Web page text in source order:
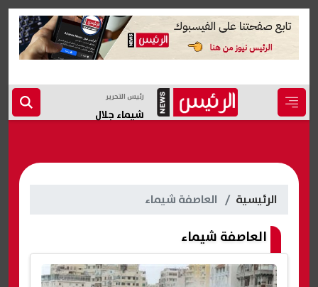
رئيس التحرير
شيماء جلال
الرئيسية العاصفة شيماء
العاصفة شيماء